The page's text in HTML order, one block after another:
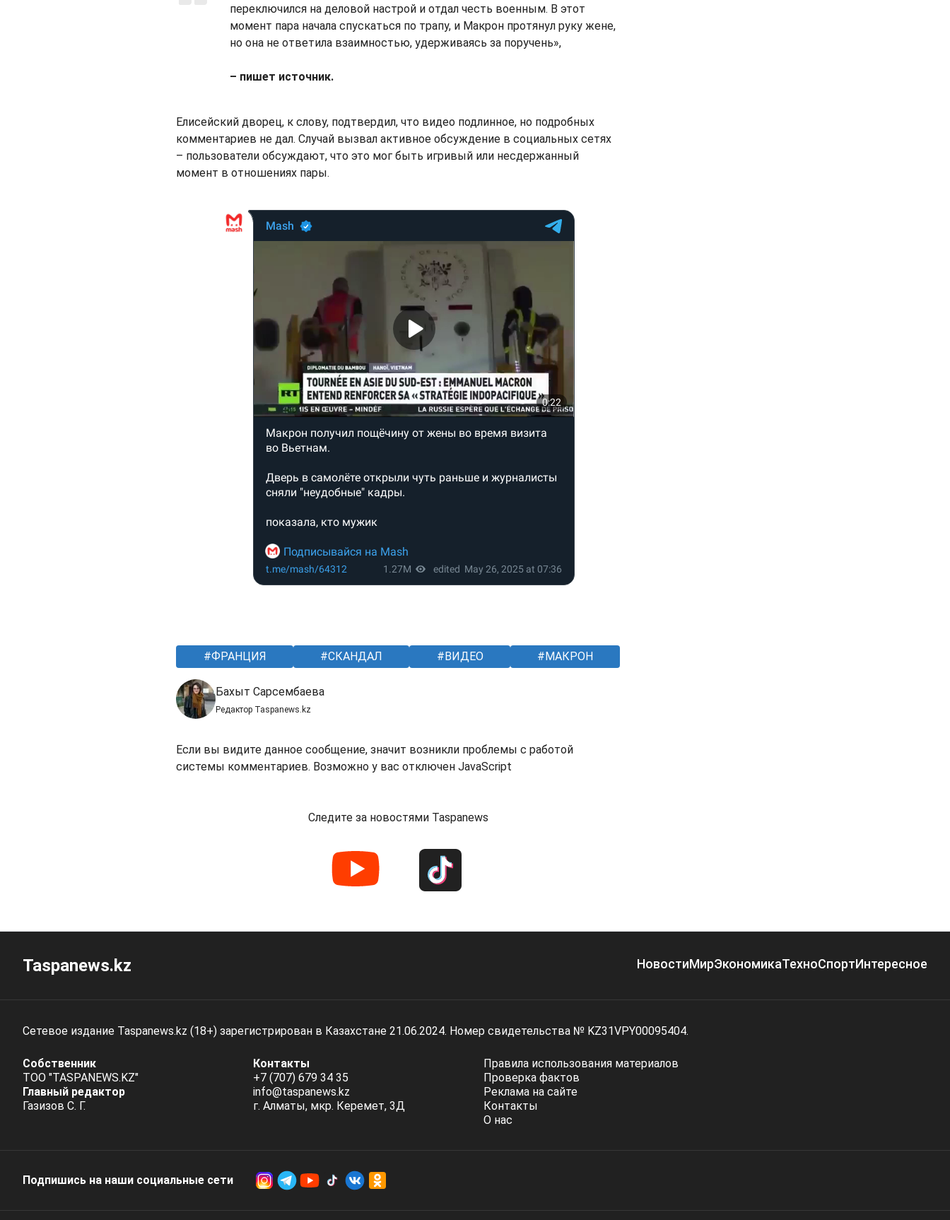
переключился на деловой настрой и отдал честь военным. В этот
момент пара начала спускаться по трапу, и Макрон протянул руку жене,
но она не ответила взаимностью, удерживаясь за поручень»,
– пишет источник.
Елисейский дворец, к слову, подтвердил, что видео подлинное, но подробных
комментариев не дал. Случай вызвал активное обсуждение в социальных сетях
– пользователи обсуждают, что это мог быть игривый или несдержанный
момент в отношениях пары.
ФРАНЦИЯ СКАНДАЛ ВИДЕО МАКРОН
Бахыт Сарсембаева
Редактор Taspanews.kz
Если вы видите данное сообщение, значит возникли проблемы с работой
системы комментариев. Возможно у вас отключен JavaScript
Следите за новостями Taspanews
Taspanews.kz НовостиМирЭкономикаТехноСпортИнтересное
Сетевое издание Taspanews.kz (18+) зарегистрирован в Казахстане 21.06.2024. Номер свидетельства № KZ31VPY00095404.
Собственник
ТОО "TASPANEWS.KZ"
Главный редактор
Газизов С. Г.
Контакты
+7 (707) 679 34 35
info@taspanews.kz
г. Алматы, мкр. Керемет, 3Д
Правила использования материалов
Проверка фактов
Реклама на сайте
Контакты
О нас
Подпишись на наши социальные cети